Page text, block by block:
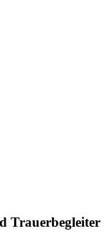
Trauerbegleiter